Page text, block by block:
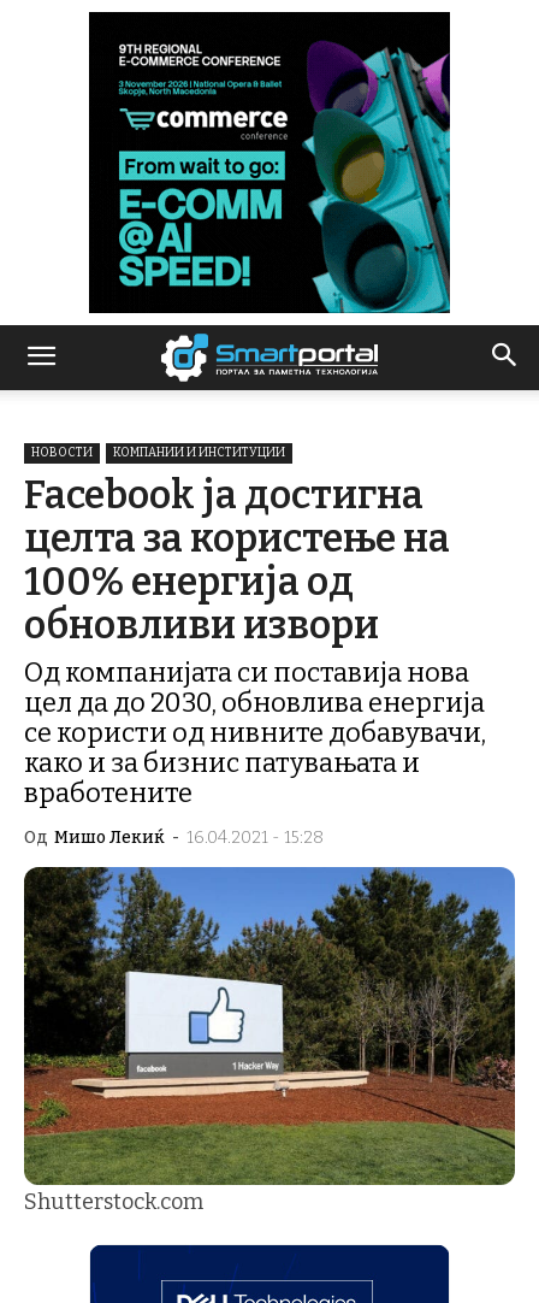
НОВОСТИ КОМПАНИИ И ИНСТИТУЦИИ
Facebook ја достигна
целта за користење на
100% енергија од
обновливи извори
Од компанијата си поставија нова
цел да до 2030, обновлива енергија
се користи од нивните добавувачи,
како и за бизнис патувањата и
вработените
Од Мишо Лекиќ - 16.04.2021 - 15:28
Shutterstock.com